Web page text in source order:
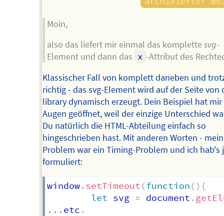
Moin,
also das liefert mir einmal das komplettesvg-
Element und dann das x -Attribut des
Klassischer Fall von komplett daneben und
richtig - das svg-Element wird auf der Seite von
library dynamisch erzeugt. Dein Beispiel hat mir
Augen geöffnet, weil der einzige Unterschied
Du natürlich die HTML-Abteilung einfach so
hingeschrieben hast. Mit anderen Worten - mein
Problem war ein Timing-Problem und ich hab's
formuliert:
window. setTimeout (function () {
let svg = document .
... etc .